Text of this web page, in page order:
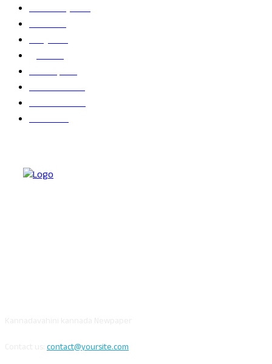
ತಾಜಾ ಸುದ್ದಿ 2865
ದೇಶ2245
ರಾಜ್ಯ 2220
ಕ್ರೀಡೆ1138
ಅಪರಾಧ792
ರಾಜಕೀಯ686
ಬೆಂಗಳೂರು682
ವಿದೇಶ625
contact@yoursite.com